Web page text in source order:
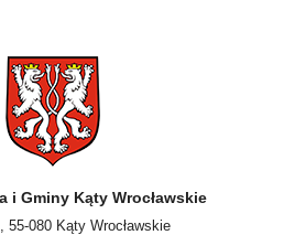
i Gminy Kąty Wrocławskie
55-080 Kąty Wrocławskie